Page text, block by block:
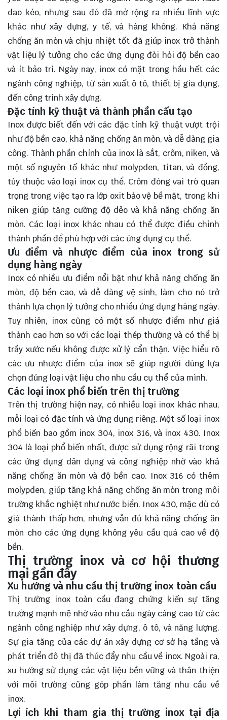
dao kéo, nhưng sau đó đã mở rộng ra nhiều lĩnh vực
khác như xây dựng, y tế, và hàng không. Khả năng
chống ăn mòn và chịu nhiệt tốt đã giúp inox trở thành
vật liệu lý tưởng cho các ứng dụng đòi hỏi độ bền cao
và ít bảo trì. Ngày nay, inox có mặt trong hầu hết các
ngành công nghiệp, từ sản xuất ô tô, thiết bị gia dụng,
đến công trình xây dựng.
Đặc tính kỹ thuật và thành phần cấu tạo
Inox được biết đến với các đặc tính kỹ thuật vượt trội
như độ bền cao, khả năng chống ăn mòn, và dễ dàng gia
công. Thành phần chính của inox là sắt, crôm, niken, và
một số nguyên tố khác như molypden, titan, và đồng,
tùy thuộc vào loại inox cụ thể. Crôm đóng vai trò quan
trọng trong việc tạo ra lớp oxit bảo vệ bề mặt, trong khi
niken giúp tăng cường độ dẻo và khả năng chống ăn
mòn. Các loại inox khác nhau có thể được điều chỉnh
thành phần để phù hợp với các ứng dụng cụ thể.
Ưu điểm và nhược điểm của inox trong sử
dụng hàng ngày
Inox có nhiều ưu điểm nổi bật như khả năng chống ăn
mòn, độ bền cao, và dễ dàng vệ sinh, làm cho nó trở
thành lựa chọn lý tưởng cho nhiều ứng dụng hàng ngày.
Tuy nhiên, inox cũng có một số nhược điểm như giá
thành cao hơn so với các loại thép thường và có thể bị
trầy xước nếu không được xử lý cẩn thận. Việc hiểu rõ
các ưu nhược điểm của inox sẽ giúp người dùng lựa
chọn đúng loại vật liệu cho nhu cầu cụ thể của mình.
Các loại inox phổ biến trên thị trường
Trên thị trường hiện nay, có nhiều loại inox khác nhau,
mỗi loại có đặc tính và ứng dụng riêng. Một số loại inox
phổ biến bao gồm inox 304, inox 316, và inox 430. Inox
304 là loại phổ biến nhất, được sử dụng rộng rãi trong
các ứng dụng dân dụng và công nghiệp nhờ vào khả
năng chống ăn mòn và độ bền cao. Inox 316 có thêm
molypden, giúp tăng khả năng chống ăn mòn trong môi
trường khắc nghiệt như nước biển. Inox 430, mặc dù có
giá thành thấp hơn, nhưng vẫn đủ khả năng chống ăn
mòn cho các ứng dụng không yêu cầu quá cao về độ
bền.
Thị trường inox và cơ hội thương
mại gần đây
Xu hướng và nhu cầu thị trường inox toàn cầu
Thị trường inox toàn cầu đang chứng kiến sự tăng
trưởng mạnh mẽ nhờ vào nhu cầu ngày càng cao từ các
ngành công nghiệp như xây dựng, ô tô, và năng lượng.
Sự gia tăng của các dự án xây dựng cơ sở hạ tầng và
phát triển đô thị đã thúc đẩy nhu cầu về inox. Ngoài ra,
xu hướng sử dụng các vật liệu bền vững và thân thiện
với môi trường cũng góp phần làm tăng nhu cầu về
inox.
Lợi ích khi tham gia thị trường inox tại địa